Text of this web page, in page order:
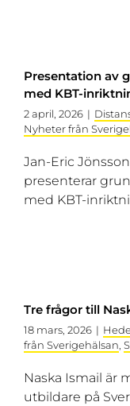
Presentation av
med KBT-
2 april, 2026 |
Nyheter från
Jan-Eric
presenterar
med KBT-
Tre frågor till
18 mars, 2026 |
från Sverigehälsan,
Naska Ismail är
utbildare på